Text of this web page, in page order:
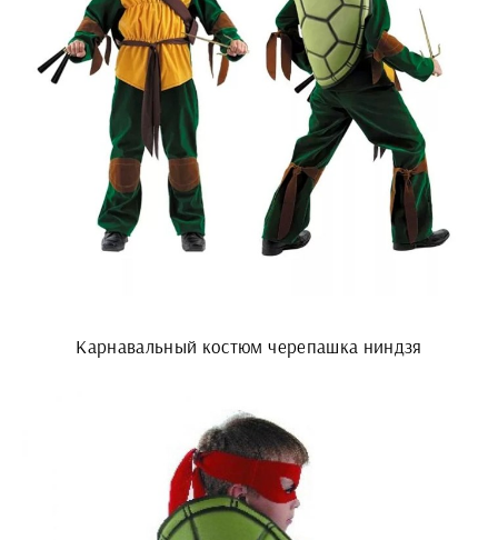
Карнавальный костюм черепашка ниндзя